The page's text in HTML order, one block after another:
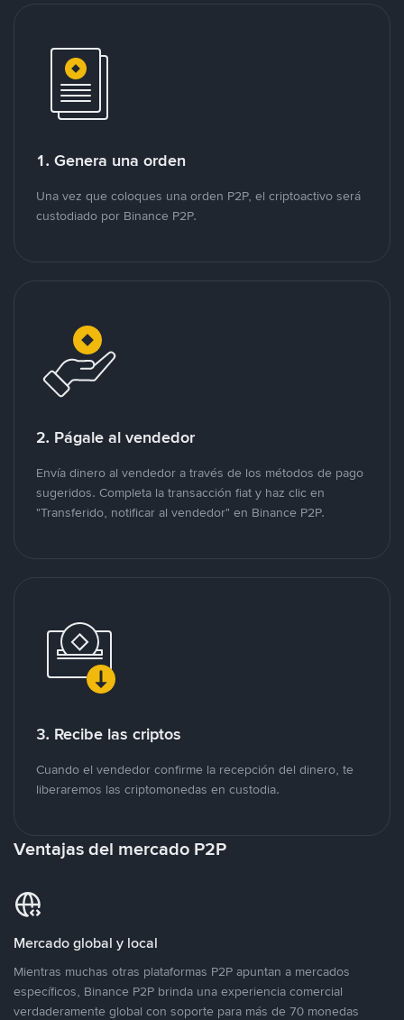
1. Genera una orden
Una vez que coloques una orden P2P, el criptoactivo será
custodiado por Binance P2P.
2. Págale al vendedor
Envía dinero al vendedor a través de los métodos de pago
sugeridos. Completa la transacción fiat y haz clic en
"Transferido, notificar al vendedor" en Binance P2P.
3. Recibe las criptos
Cuando el vendedor confirme la recepción del dinero, te
liberaremos las criptomonedas en custodia.
Ventajas del mercado P2P
Mercado global y local
Mientras muchas otras plataformas P2P apuntan a mercados
específicos, Binance P2P brinda una experiencia comercial
verdaderamente global con soporte para más de 70 monedas